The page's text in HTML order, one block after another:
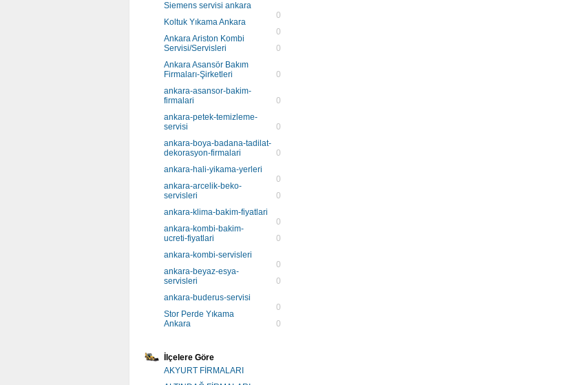
Siemens servisi ankara
0
Koltuk Yıkama Ankara
0
Ankara Ariston Kombi
Servisi/Servisleri
0
Ankara Asansör Bakım
Firmaları-Şirketleri
0
ankara-asansor-bakim-
firmalari
0
ankara-petek-temizleme-
servisi
0
ankara-boya-badana-tadilat-
dekorasyon-firmalari
0
ankara-hali-yikama-yerleri
0
ankara-arcelik-beko-
servisleri
0
ankara-klima-bakim-fiyatlari
0
ankara-kombi-bakim-
ucreti-fiyatlari
0
ankara-kombi-servisleri
0
ankara-beyaz-esya-
servisleri
0
ankara-buderus-servisi
0
Stor Perde Yıkama
Ankara
0
İlçelere Göre
AKYURT FİRMALARI